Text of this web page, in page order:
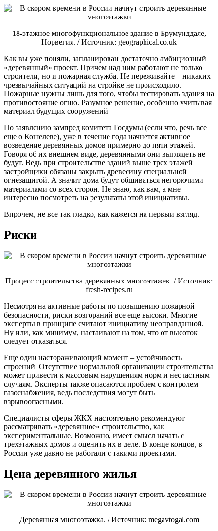
18-этажное многофункциональное здание в Брумунддале,
Норвегия. / Источник: geographical.co.uk
Как вы уже поняли, запланирован достаточно амбициозный
«деревянный» проект. Причем над ним работают не только
строители, но и пожарная служба. Не переживайте – никаких
чрезвычайных ситуаций на стройке не происходило.
Пожарные нужны лишь для того, чтобы тестировать здания на
противостояние огню. Разумное решение, особенно учитывая
материал будущих сооружений.
По заявлению зампред комитета Госдумы (если что, речь все
еще о Кошелеве), уже в течение года начнется активное
возведение деревянных домов примерно до пяти этажей.
Говоря об их внешнем виде, деревянными они выглядеть не
будут. Ведь при строительстве зданий выше трех этажей
застройщики обязаны закрыть древесину специальной
огнезащитой. А значит дома будут обшиваться негорючими
материалами со всех сторон. Не знаю, как вам, а мне
интересно посмотреть на результаты этой инициативы.
Впрочем, не все так гладко, как кажется на первый взгляд.
Риски
Процесс строительства деревянных многоэтажек. / Источник:
fresh-recipes.ru
Несмотря на активные работы по повышению пожарной
безопасности, риски возгораний все еще высоки. Многие
эксперты в принципе считают инициативу неоправданной.
Ну или, как минимум, настаивают на том, что от высоток
следует отказаться.
Еще один настораживающий момент – устойчивость
строений. Отсутствие нормальной организации строительства
может привести к массовым нарушениям норм и несчастным
случаям. Эксперты также опасаются проблем с контролем
газоснабжения, ведь последствия могут быть
взрывоопасными.
Специалисты сферы ЖКХ настоятельно рекомендуют
рассматривать «деревянное» строительство, как
экспериментальные. Возможно, имеет смысл начать с
трехэтажных домов и оценить их в деле. В конце концов, в
России уже давно не работали с такими проектами.
Цена деревянного жилья
Деревянная многоэтажка. / Источник: megavtogal.com